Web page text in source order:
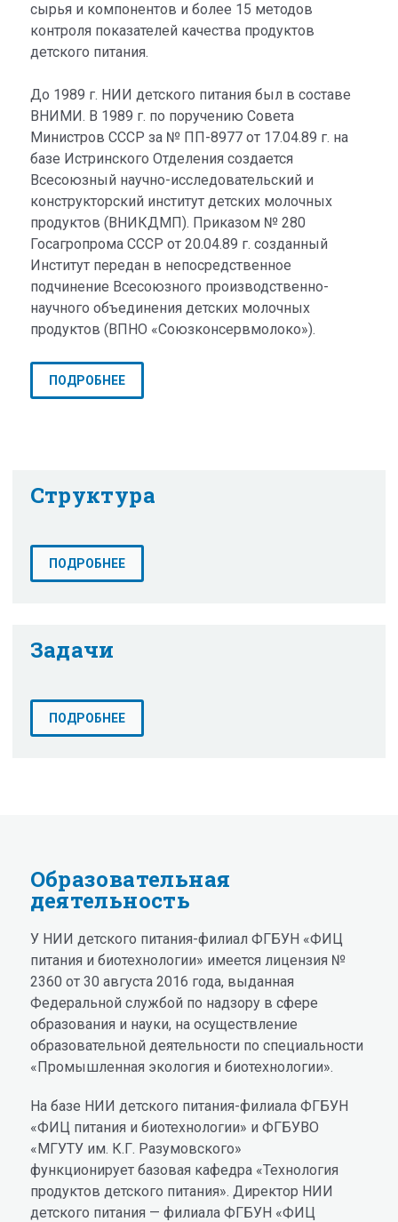
сырья и компонентов и более 15 методов
контроля показателей качества продуктов
детского питания.
До 1989 г. НИИ детского питания был в составе
ВНИМИ. В 1989 г. по поручению Совета
Министров СССР за № ПП-8977 от 17.04.89 г. на
базе Истринского Отделения создается
Всесоюзный научно-исследовательский и
конструкторский институт детских молочных
продуктов (ВНИКДМП). Приказом № 280
Госагропрома СССР от 20.04.89 г. созданный
Институт передан в непосредственное
подчинение Всесоюзного производственно-
научного объединения детских молочных
продуктов (ВПНО «Союзконсервмолоко»).
ПОДРОБНЕЕ
Структура
ПОДРОБНЕЕ
Задачи
ПОДРОБНЕЕ
Образовательная
деятельность
У НИИ детского питания-филиал ФГБУН «ФИЦ
питания и биотехнологии» имеется лицензия №
2360 от 30 августа 2016 года, выданная
Федеральной службой по надзору в сфере
образования и науки, на осуществление
образовательной деятельности по специальности
«Промышленная экология и биотехнологии».
На базе НИИ детского питания-филиала ФГБУН
«ФИЦ питания и биотехнологии» и ФГБУВО
«МГУТУ им. К.Г. Разумовского»
функционирует базовая кафедра «Технология
продуктов детского питания». Директор НИИ
детского питания — филиала ФГБУН «ФИЦ